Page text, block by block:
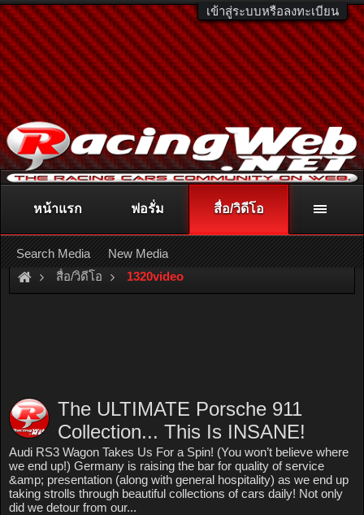
เข้าสู่ระบบหรือลงทะเบียน
ติดต่อลงโฆษณา racingweb@gmail.comหรือโทร. 081-811-1138
หรืออ่านรายละเอียดเพิ่มเติม คลิกที่นี่
สื่อ/วิดีโอ 1320video
The ULTIMATE Porsche 911
Collection... This Is INSANE!
Audi RS3 Wagon Takes Us For a Spin! (You won’t believe where
we end up!) Germany is raising the bar for quality of service
&amp; presentation (along with general hospitality) as we end up
taking strolls through beautiful collections of cars daily! Not only
did we detour from our...
หน้าแรก ฟอรั่ม สื่อ/วิดีโอ
Search Media New Media